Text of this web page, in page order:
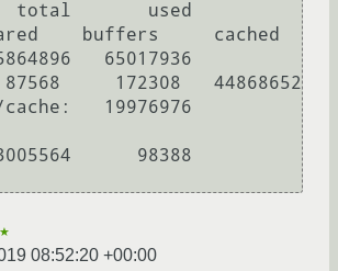
buffers     cached
65017936
172308   44868652
19976976
98388
★
08:52:20 +00:00